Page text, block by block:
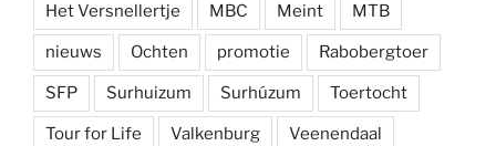
Het Versnellertje MBC Meint MTB
nieuws Ochten promotie Rabobergtoer
SFP Surhuizum Surhúzum Toertocht
Tour for Life Valkenburg Veenendaal